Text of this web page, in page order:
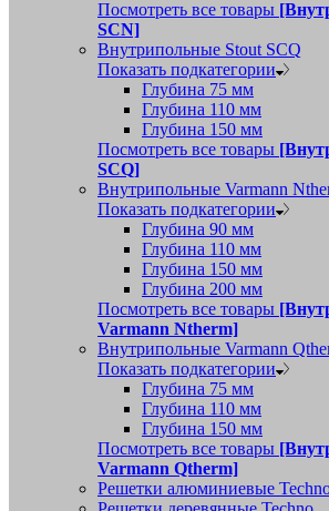
Посмотреть все товары
SCN]
Внутрипольные Stout SCQ
Показать подкатегории
Глубина 75 мм
Глубина 110 мм
Глубина 150 мм
Посмотреть все товары
SCQ]
Внутрипольные Varmann
Показать подкатегории
Глубина 90 мм
Глубина 110 мм
Глубина 150 мм
Глубина 200 мм
Посмотреть все товары
Varmann Ntherm]
Внутрипольные Varmann
Показать подкатегории
Глубина 75 мм
Глубина 110 мм
Глубина 150 мм
Посмотреть все товары
Varmann Qtherm]
Решетки алюминиевые